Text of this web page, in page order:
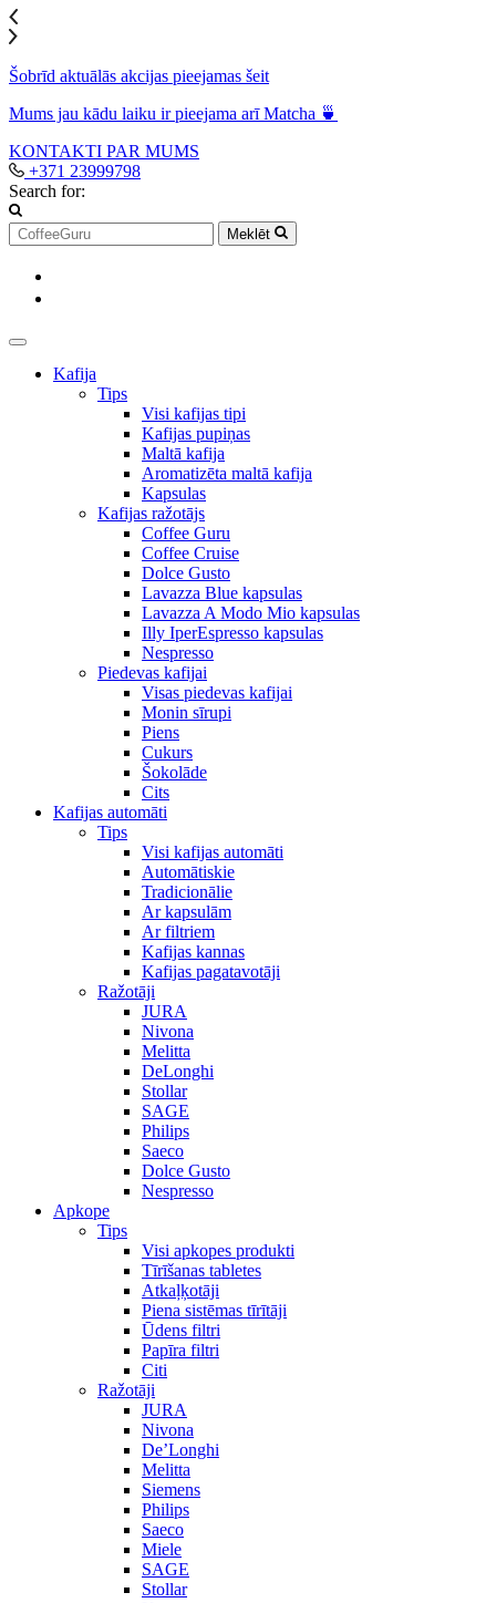
Šobrīd aktuālās akcijas pieejamas šeit
Mums jau kādu laiku ir pieejama arī Matcha 🍵
KONTAKTI PAR MUMS
+371 23999798
Search for:
Meklēt
Kafija
Tips
Visi kafijas tipi
Kafijas pupiņas
Maltā kafija
Aromatizēta maltā kafija
Kapsulas
Kafijas ražotājs
Coffee Guru
Coffee Cruise
Dolce Gusto
Lavazza Blue kapsulas
Lavazza A Modo Mio kapsulas
Illy IperEspresso kapsulas
Nespresso
Piedevas kafijai
Visas piedevas kafijai
Monin sīrupi
Piens
Cukurs
Šokolāde
Cits
Kafijas automāti
Tips
Visi kafijas automāti
Automātiskie
Tradicionālie
Ar kapsulām
Ar filtriem
Kafijas kannas
Kafijas pagatavotāji
Ražotāji
JURA
Nivona
Melitta
DeLonghi
Stollar
SAGE
Philips
Saeco
Dolce Gusto
Nespresso
Apkope
Tips
Visi apkopes produkti
Tīrīšanas tabletes
Atkaļķotāji
Piena sistēmas tīrītāji
Ūdens filtri
Papīra filtri
Citi
Ražotāji
JURA
Nivona
De’Longhi
Melitta
Siemens
Philips
Saeco
Miele
SAGE
Stollar